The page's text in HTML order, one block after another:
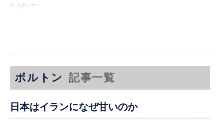
※ スポンサー
ボルトン 記事一覧
日本はイランになぜ甘いのか